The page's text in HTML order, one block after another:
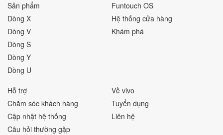
Sản phẩm
Dòng X
Dòng V
Dòng S
Dòng Y
Dòng U
Funtouch OS
Hệ thống cửa hàng
Khám phá
Hỗ trợ
Chăm sóc khách hàng
Cập nhật hệ thống
Câu hỏi thường gặp
Về vivo
Tuyển dụng
Liên hệ